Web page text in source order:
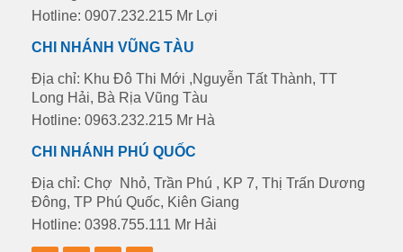
Hotline: 0907.232.215 Mr Lợi
CHI NHÁNH VŨNG TÀU
Địa chỉ: Khu Đô Thi Mới ,Nguyễn Tất Thành, TT
Long Hải, Bà Rịa Vũng Tàu
Hotline: 0963.232.215 Mr Hà
CHI NHÁNH PHÚ QUỐC
Địa chỉ: Chợ Nhỏ, Trần Phú , KP 7, Thị Trấn Dương
Đông, TP Phú Quốc, Kiên Giang
Hotline: 0398.755.111 Mr Hải